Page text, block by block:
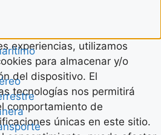
experiencias, utilizamos
para almacenar y/o
del dispositivo. El
tecnologías nos permitirá
comportamiento de
únicas en este sitio.